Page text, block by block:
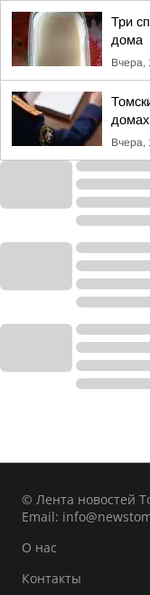
Три
дома
Вчера,
Вчера,
© Лента новостей
Email:
О нас
Контакты